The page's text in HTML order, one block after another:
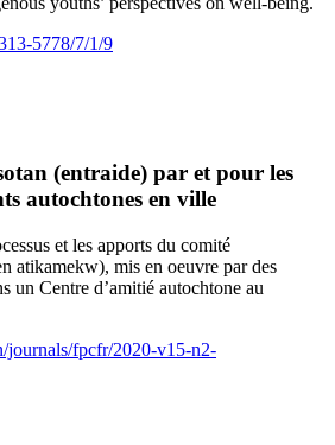
5778/7/1/9
(entraide) par et pour les
autochtones en ville
et les apports du comité
atikamekw), mis en oeuvre par des
un Centre d’amitié autochtone au
journals/fpcfr/2020-v15-n2-